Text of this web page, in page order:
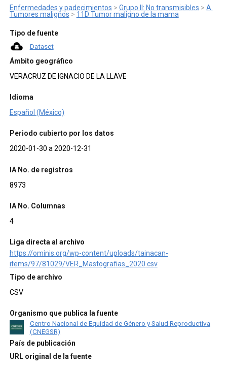
Enfermedades y padecimientos > Grupo II: No transmisibles > A.
Tumores malignos > 11D Tumor maligno de la mama
Tipo de fuente
Dataset
Ámbito geográfico
VERACRUZ DE IGNACIO DE LA LLAVE
Idioma
Español (México)
Periodo cubierto por los datos
2020-01-30 a 2020-12-31
IA No. de registros
8973
IA No. Columnas
4
Liga directa al archivo
https://ominis.org/wp-content/uploads/tainacan-
items/97/81029/VER_Mastografias_2020.csv
Tipo de archivo
CSV
Organismo que publica la fuente
Centro Nacional de Equidad de Género y Salud Reproductiva
(CNEGSR)
País de publicación
URL original de la fuente